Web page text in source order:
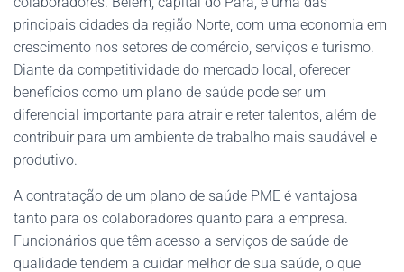
principais cidades da região Norte, com uma economia em
crescimento nos setores de comércio, serviços e turismo.
Diante da competitividade do mercado local, oferecer
benefícios como um plano de saúde pode ser um
diferencial importante para atrair e reter talentos, além de
contribuir para um ambiente de trabalho mais saudável e
produtivo.
A contratação de um plano de saúde PME é vantajosa
tanto para os colaboradores quanto para a empresa.
Funcionários que têm acesso a serviços de saúde de
qualidade tendem a cuidar melhor de sua saúde, o que